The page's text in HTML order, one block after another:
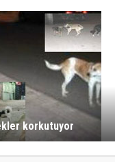
korkutuyor